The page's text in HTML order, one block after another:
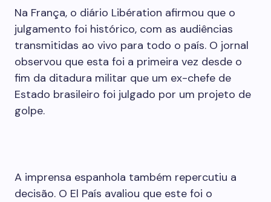
Na França, o diário Libération afirmou que o
julgamento foi histórico, com as audiências
transmitidas ao vivo para todo o país. O jornal
observou que esta foi a primeira vez desde o
fim da ditadura militar que um ex-chefe de
Estado brasileiro foi julgado por um projeto de
golpe.
A imprensa espanhola também repercutiu a
decisão. O El País avaliou que este foi o